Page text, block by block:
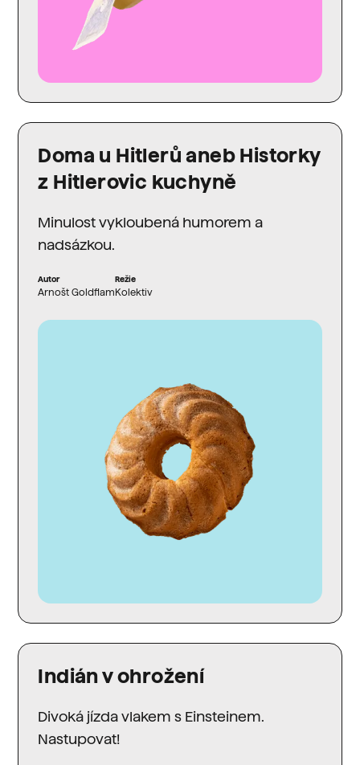
Doma u Hitlerů aneb Historky
z Hitlerovic kuchyně
Minulost vykloubená humorem a
nadsázkou.
Autor
Arnošt Goldflam
Režie
Kolektiv
Indián v ohrožení
Divoká jízda vlakem s Einsteinem.
Nastupovat!